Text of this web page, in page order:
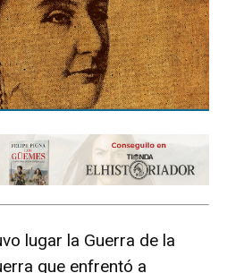
lugar la Guerra de la
que enfrentó a